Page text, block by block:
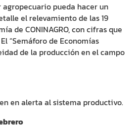
pueda hacer un
el relevamiento de las 19
de CONINAGRO, con cifras que
“Semáforo de Economías
de la producción en el campo
en alerta al sistema productivo.